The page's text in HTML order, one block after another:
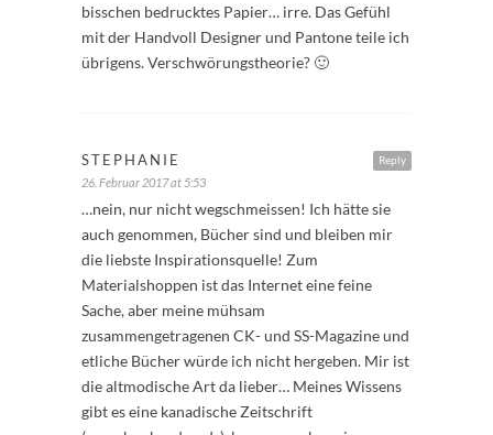
bisschen bedrucktes Papier… irre. Das Gefühl
mit der Handvoll Designer und Pantone teile ich
übrigens. Verschwörungstheorie? 🙂
Reply
STEPHANIE
26. Februar 2017 at 5:53
…nein, nur nicht wegschmeissen! Ich hätte sie
auch genommen, Bücher sind und bleiben mir
die liebste Inspirationsquelle! Zum
Materialshoppen ist das Internet eine feine
Sache, aber meine mühsam
zusammengetragenen CK- und SS-Magazine und
etliche Bücher würde ich nicht hergeben. Mir ist
die altmodische Art da lieber… Meines Wissens
gibt es eine kanadische Zeitschrift